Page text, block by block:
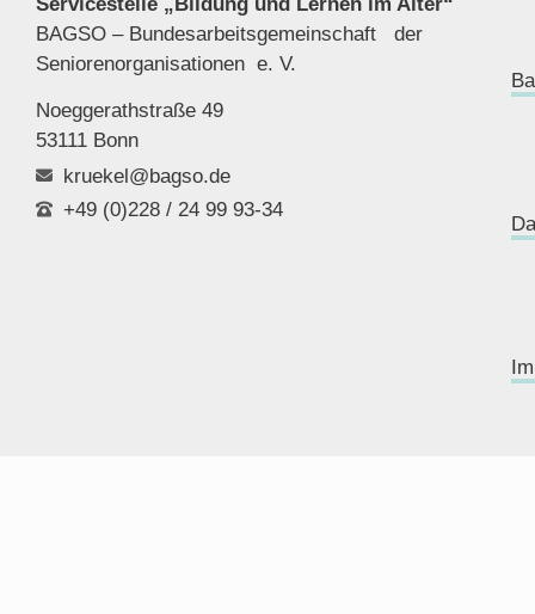
BAGSO – Bundesarbeitsgemeinschaft der
Seniorenorganisationen e. V.
Noeggerathstraße 49
53111 Bonn
kruekel@bagso.de
+49 (0)228 / 24 99 93-34